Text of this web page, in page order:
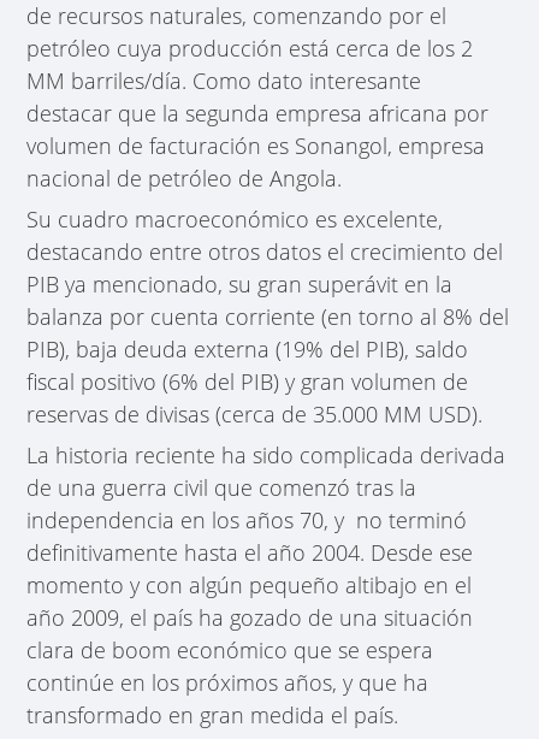
de recursos naturales, comenzando por el
petróleo cuya producción está cerca de los 2
MM barriles/día. Como dato interesante
destacar que la segunda empresa africana por
volumen de facturación es Sonangol, empresa
nacional de petróleo de Angola.
Su cuadro macroeconómico es excelente,
destacando entre otros datos el crecimiento del
PIB ya mencionado, su gran superávit en la
balanza por cuenta corriente (en torno al 8% del
PIB), baja deuda externa (19% del PIB), saldo
fiscal positivo (6% del PIB) y gran volumen de
reservas de divisas (cerca de 35.000 MM USD).
La historia reciente ha sido complicada derivada
de una guerra civil que comenzó tras la
independencia en los años 70, y no terminó
definitivamente hasta el año 2004. Desde ese
momento y con algún pequeño altibajo en el
año 2009, el país ha gozado de una situación
clara de boom económico que se espera
continúe en los próximos años, y que ha
transformado en gran medida el país.